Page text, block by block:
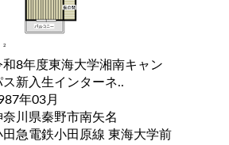
2
和8年度東海大学湘南キャン
ス新入生インターネ..
年03月
奈川県秦野市南矢名
田急電鉄小田原線 東海大学前